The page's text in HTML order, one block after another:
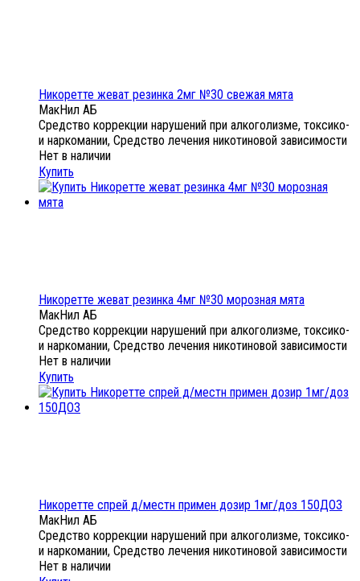
Никоретте жеват резинка 2мг №30 свежая мята
МакНил АБ
Средство коррекции нарушений при алкоголизме, токсико-
и наркомании, Средство лечения никотиновой зависимости
Нет в наличии
Купить
Никоретте жеват резинка 4мг №30 морозная мята
МакНил АБ
Средство коррекции нарушений при алкоголизме, токсико-
и наркомании, Средство лечения никотиновой зависимости
Нет в наличии
Купить
Никоретте спрей д/местн примен дозир 1мг/доз 150ДОЗ
МакНил АБ
Средство коррекции нарушений при алкоголизме, токсико-
и наркомании, Средство лечения никотиновой зависимости
Нет в наличии